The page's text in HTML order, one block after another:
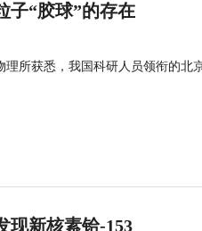
子“胶球”的存在
理所获悉，我国科研人员领衔的
现新核素铪-153